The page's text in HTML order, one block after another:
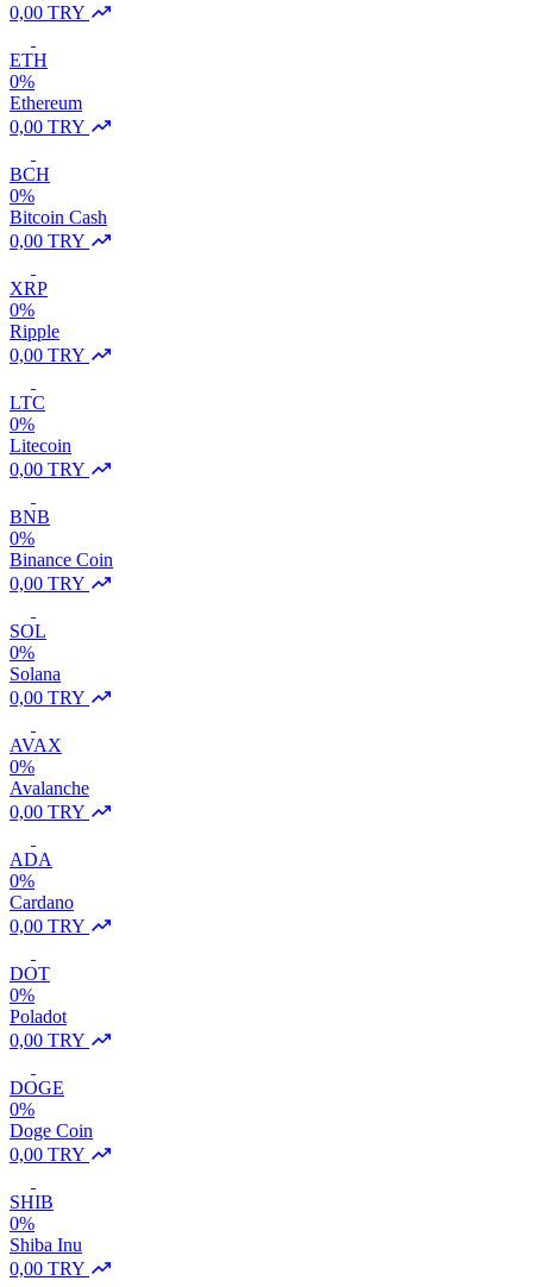
0,00 TRY
ETH
0%
Ethereum
0,00 TRY
BCH
0%
Bitcoin Cash
0,00 TRY
XRP
0%
Ripple
0,00 TRY
LTC
0%
Litecoin
0,00 TRY
BNB
0%
Binance Coin
0,00 TRY
SOL
0%
Solana
0,00 TRY
AVAX
0%
Avalanche
0,00 TRY
ADA
0%
Cardano
0,00 TRY
DOT
0%
Poladot
0,00 TRY
DOGE
0%
Doge Coin
0,00 TRY
SHIB
0%
Shiba Inu
0,00 TRY